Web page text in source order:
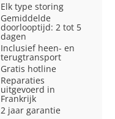
Elk type storing
Gemiddelde
doorlooptijd: 2 tot 5
dagen
Inclusief heen- en
terugtransport
Gratis hotline
Reparaties
uitgevoerd in
Frankrijk
2 jaar garantie